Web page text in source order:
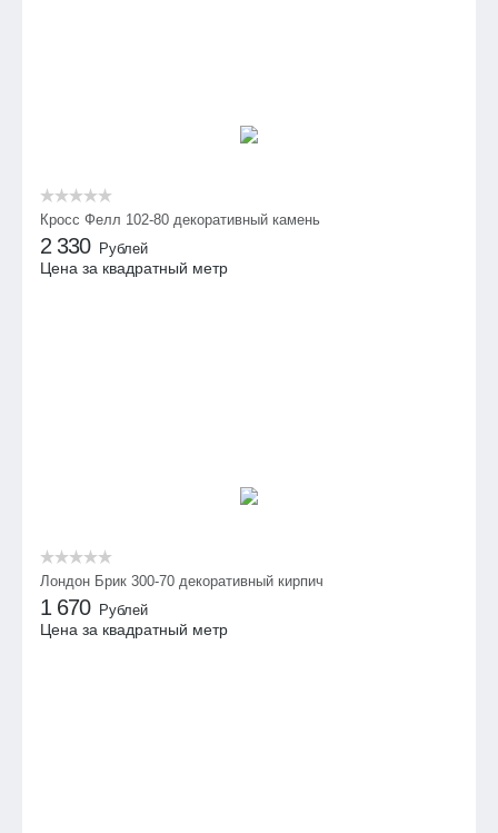
Кросс Фелл 102-80 декоративный камень
2 330 Рублей
Цена за квадратный метр
Лондон Брик 300-70 декоративный кирпич
1 670 Рублей
Цена за квадратный метр